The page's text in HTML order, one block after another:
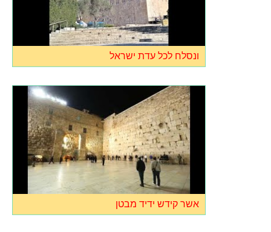
ונסלח לכל עדת ישראל
אשר קידש ידיד מבטן